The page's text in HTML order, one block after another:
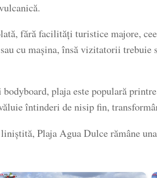
fără facilități turistice majore,
cu mașina, însă vizitatorii
plaja este populară
întinderi de nisip fin,
Plaja Agua Dulce rămâne